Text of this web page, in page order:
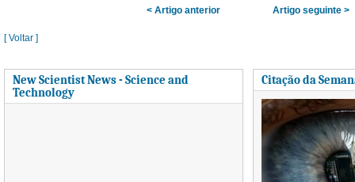
< Artigo anterior Artigo seguinte >
[ Voltar ]
New Scientist News - Science and
Technology
Citação da